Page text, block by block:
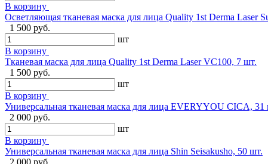
В корзину
Осветляющая тканевая маска для лица Quality 1st Derma Laser
1 500 руб.
шт
В корзину
Тканевая маска для лица Quality 1st Derma Laser VC100, 7 шт.
1 500 руб.
шт
В корзину
Универсальная тканевая маска для лица EVERYYOU CICA, 31
2 000 руб.
шт
В корзину
Универсальная тканевая маска для лица Shin Seisakusho, 50 шт.
2 000 руб.